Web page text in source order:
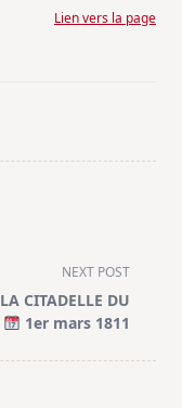
Lien vers la page
NEXT POST
CITADELLE DU
1er mars 1811